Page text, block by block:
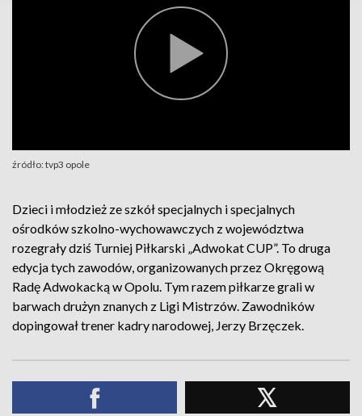
źródło: tvp3 opole
Dzieci i młodzież ze szkół specjalnych i specjalnych
ośrodków szkolno-wychowawczych z województwa
rozegrały dziś Turniej Piłkarski „Adwokat CUP”. To druga
edycja tych zawodów, organizowanych przez Okręgową
Radę Adwokacką w Opolu. Tym razem piłkarze grali w
barwach drużyn znanych z Ligi Mistrzów. Zawodników
dopingował trener kadry narodowej, Jerzy Brzęczek.